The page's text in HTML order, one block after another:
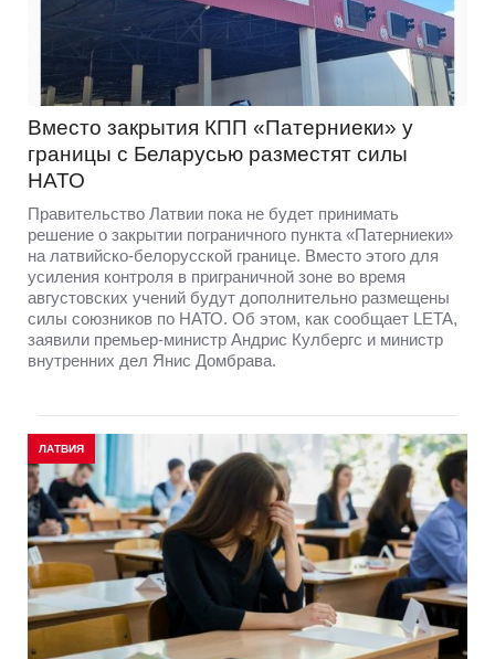
Вместо закрытия КПП «Патерниеки» у
границы с Беларусью разместят силы
НАТО
Правительство Латвии пока не будет принимать
решение о закрытии пограничного пункта «Патерниеки»
на латвийско-белорусской границе. Вместо этого для
усиления контроля в приграничной зоне во время
августовских учений будут дополнительно размещены
силы союзников по НАТО. Об этом, как сообщает LETA,
заявили премьер-министр Андрис Кулбергс и министр
внутренних дел Янис Домбрава.
ЛАТВИЯ